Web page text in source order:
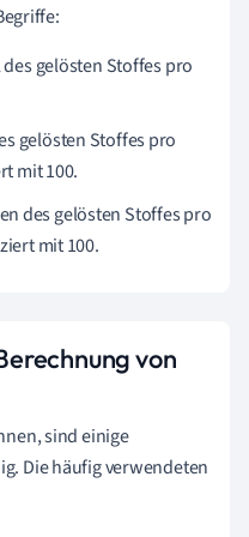
gelösten Stoffes pro
gelösten Stoffes pro
mit 100.
des gelösten Stoffes pro
mit 100.
von
sind einige
Die häufig verwendeten